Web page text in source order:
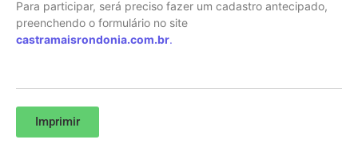
Para participar, será preciso fazer um cadastro antecipado,
preenchendo o formulário no site
castramaisrondonia.com.br.
Imprimir